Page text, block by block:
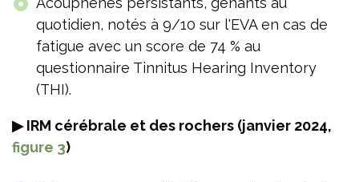
quotidien, notés à 9/10 sur l'EVA en cas de
fatigue avec un score de 74 % au
questionnaire Tinnitus Hearing Inventory
(THI).
▶ IRM cérébrale et des rochers (janvier 2024,
figure 3)